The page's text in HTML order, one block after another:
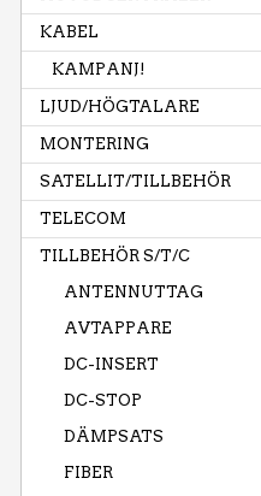
KABEL
KAMPANJ!
LJUD/HÖGTALARE
MONTERING
SATELLIT/TILLBEHÖR
TELECOM
TILLBEHÖR S/T/C
ANTENNUTTAG
AVTAPPARE
DC-INSERT
DC-STOP
DÄMPSATS
FIBER